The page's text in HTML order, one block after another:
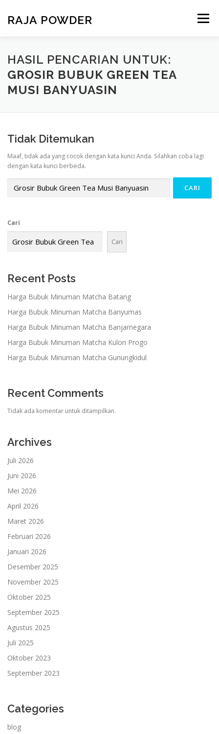
RAJA POWDER Menu
BERANDA PRODUK TENTANG KAMI
KONTAK KAMI PAKET USAHA
HASIL PENCARIAN UNTUK:
GROSIR BUBUK GREEN TEA
MUSI BANYUASIN
Tidak Ditemukan
Maaf, tidak ada yang cocok dengan kata kunci Anda. Silahkan coba lagi
dengan kata kunci berbeda.
Cari
Cari
Recent Posts
Harga Bubuk Minuman Matcha Batang
Harga Bubuk Minuman Matcha Banyumas
Harga Bubuk Minuman Matcha Banjarnegara
Harga Bubuk Minuman Matcha Kulon Progo
Harga Bubuk Minuman Matcha Gunungkidul
Recent Comments
Tidak ada komentar untuk ditampilkan.
Archives
Juli 2026
Juni 2026
Mei 2026
April 2026
Maret 2026
Februari 2026
Januari 2026
Desember 2025
November 2025
Oktober 2025
September 2025
Agustus 2025
Juli 2025
Oktober 2023
September 2023
Categories
blog